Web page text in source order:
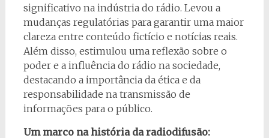
significativo na indústria do rádio. Levou a
mudanças regulatórias para garantir uma maior
clareza entre conteúdo fictício e notícias reais.
Além disso, estimulou uma reflexão sobre o
poder e a influência do rádio na sociedade,
destacando a importância da ética e da
responsabilidade na transmissão de
informações para o público.
Um marco na história da radiodifusão: